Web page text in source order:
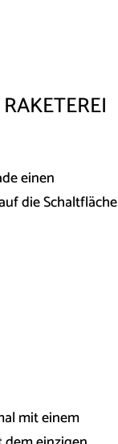
einen
die Schaltfläche
mit einem